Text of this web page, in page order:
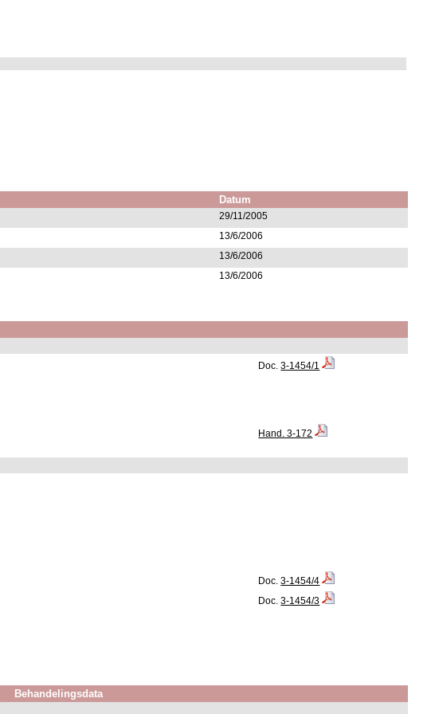
Datum
29/11/2005
13/6/2006
13/6/2006
13/6/2006
Doc.3-1454/1
Hand. 3-172
Doc.3-1454/4
Doc.3-1454/3
Behandelingsdata